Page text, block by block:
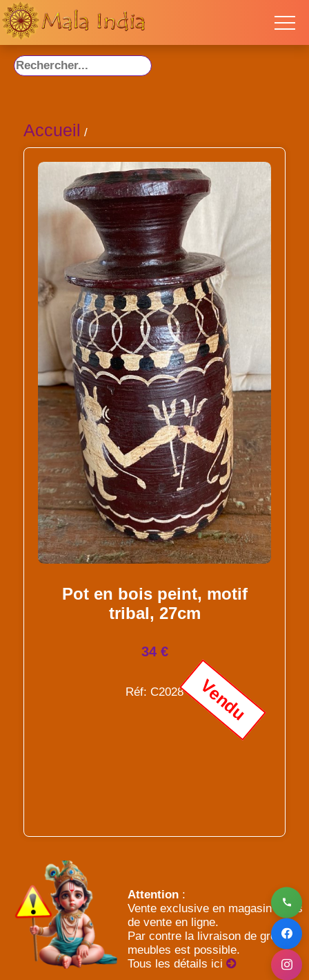
Accueil /
Pot en bois peint, motif
tribal, 27cm
34 €
Réf: C2028 Vendu
Attention :
Vente exclusive en magasin - Pas
de vente en ligne.
Par contre la livraison de gros
meubles est possible.
Tous les détails ici